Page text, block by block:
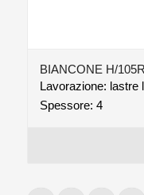
BIANCONE H/
Lavorazione: lastre
Spessore: 4